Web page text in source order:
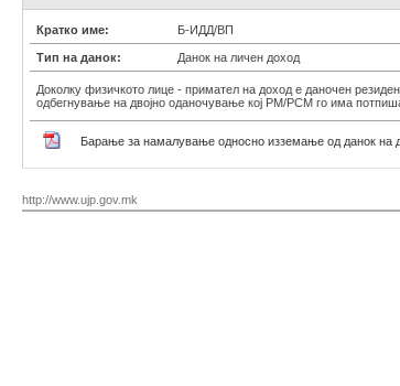
Кратко име: Б-ИДД/ВП
Тип на данок: Данок на личен доход
Доколку физичкото лице - примател на доход е даночен
одбегнување на двојно оданочување кој РМ/РСМ го има
Барање за намалување односно изземање од данок на
http://www.ujp.gov.mk